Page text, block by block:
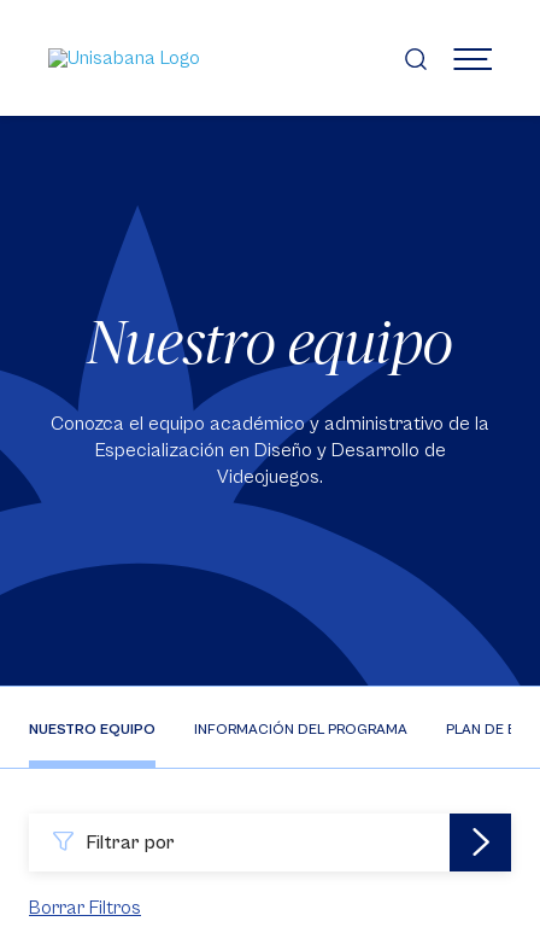
contenido
principal
MENÚ
Nuestro equipo
Conozca el equipo académico y administrativo de la
Especialización en Diseño y Desarrollo de
Videojuegos.
NUESTRO EQUIPO INFORMACIÓN DEL PROGRAMA PLAN DE
Filtrar por
Borrar Filtros